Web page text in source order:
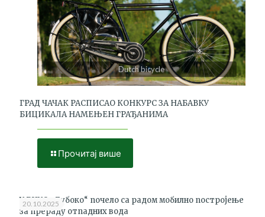
Dutch bicycle
ГРАД ЧАЧАК РАСПИСАО КОНКУРС ЗА НАБАВКУ
БИЦИКАЛА НАМЕЊЕН ГРАЂАНИМА
Прочитај више
20.10.2025
У РЦУО „Дубоко“ почело са радом мобилно постројење
за прераду отпадних вода